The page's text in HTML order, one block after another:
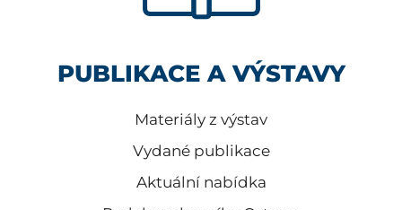
PUBLIKACE A VÝSTAVY
Materiály z výstav
Vydané publikace
Aktuální nabídka